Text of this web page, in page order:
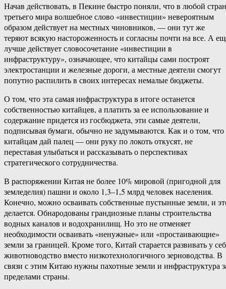
Начав действовать, в Пекине быстро поняли, что в любой
третьего мира волшебное слово «инвестиции» невероятным
образом действует на местных чиновников, — они тут же
теряют всякую настороженность и согласны почти на все. А
лучше действует словосочетание «инвестиции в
инфраструктуру», означающее, что китайцы сами построят
электростанции и железные дороги, а местные деятели смогут
попутно распилить в своих интересах немалые бюджеты.
О том, что эта самая инфраструктура в итоге останется
собственностью китайцев, а платить за ее использование и
содержание придется из госбюджета, эти самые деятели,
подписывая бумаги, обычно не задумываются. Как и о том, что
китайцам дай палец — они руку по локоть откусят, не
переставая улыбаться и рассказывать о перспективах
стратегического сотрудничества.
В распоряжении Китая не более 10% мировой (пригодной для
земледелия) пашни и около 1,3–1,5 млрд человек населения.
Конечно, можно осваивать собственные пустынные земли, и
делается. Обнародованы грандиозные планы строительства
водных каналов и водохранилищ. Но это не отменяет
необходимости осваивать «ненужные» или «простаивающие»
земли за границей. Кроме того, Китай старается развивать у
животноводство вместо низкотехнологичного зерноводства. В
связи с этим Китаю нужны пахотные земли и инфраструктура
пределами страны.